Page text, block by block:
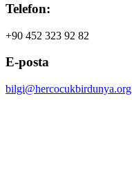
Telefon:
+90 452 323 92 82
E-posta
bilgi@hercocukbirdunya.org